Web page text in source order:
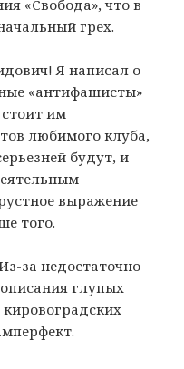
«Свобода», что в
грех.
Я написал о
«антифашисты»
им
любимого клуба,
будут, и
выражение
того.
за недостаточно
глупых